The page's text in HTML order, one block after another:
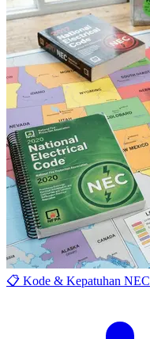
📋 Kode & Kepatuhan NEC